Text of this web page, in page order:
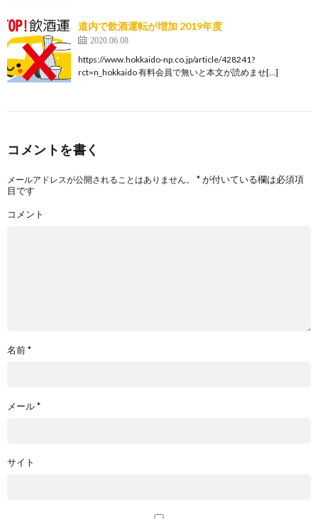
道内で飲酒運転が増加 2019年度
2020.06.08
https://www.hokkaido-np.co.jp/article/428241?
rct=n_hokkaido 有料会員で無いと本文が読めませ[…]
コメントを書く
メールアドレスが公開されることはありません。 *が付いている欄は必須項
目です
コメント
名前*
メール*
サイト